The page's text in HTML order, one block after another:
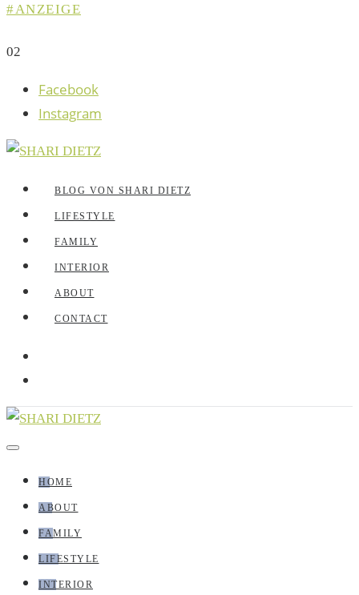
#ANZEIGE
02
Facebook
Instagram
BLOG VON SHARI DIETZ
LIFESTYLE
FAMILY
INTERIOR
ABOUT
CONTACT
HOME
ABOUT
FAMILY
LIFESTYLE
INTERIOR